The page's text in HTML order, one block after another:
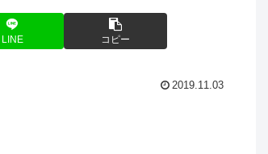
LINE コピー
2019.11.03